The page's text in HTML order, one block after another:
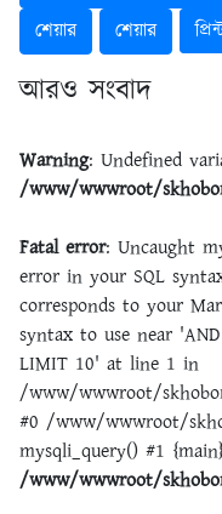
শেয়ার
শেয়ার
আরও সংবাদ
Warning: Undefined
/www/wwwroot/
Fatal error: Uncaught
error in your SQL
corresponds to your
syntax to use near 'AND
LIMIT 10' at line 1 in
/www/wwwroot/
#0 /www/wwwroot/
mysqli_query() #1
/www/wwwroot/